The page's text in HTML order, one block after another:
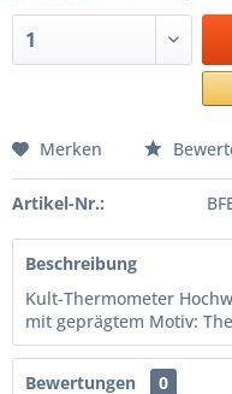
Merken
Artikel-Nr.:
Beschreibung
Kult-Thermometer
mit geprägtem Motiv:
Bewertungen
0